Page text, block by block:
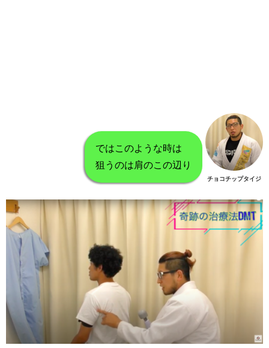
ではこのような時は
狙うのは肩のこの辺り
チョコチップタイジ